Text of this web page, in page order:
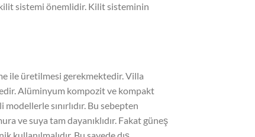
kilit sistemi önemlidir. Kilit sisteminin
ile üretilmesi gerekmektedir. Villa
Alüminyum kompozit ve kompakt
sınırlıdır. Bu sebepten
ve suya tam dayanıklıdır. Fakat güneş